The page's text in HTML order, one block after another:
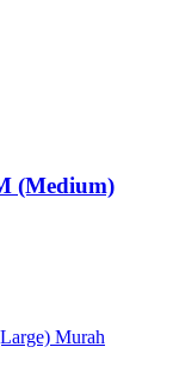
(Medium)